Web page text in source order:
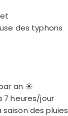
des typhons
par an ☀️
7 heures/jour
des pluies